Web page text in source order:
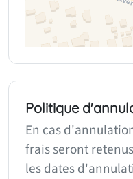
Politique
En cas
frais seront
les dates